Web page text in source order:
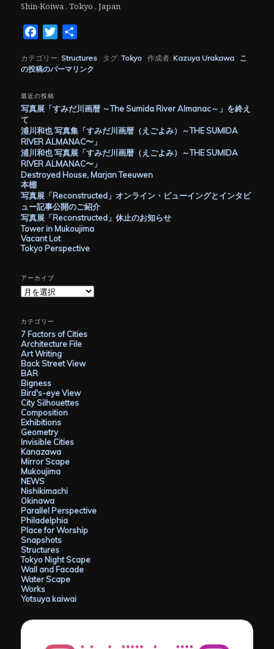
Shin-Koiwa , Tokyo , Japan
FacebookTwitter
カテゴリー: Structures タグ:Tokyo 作成者: Kazuya Urakawa
こ
の投稿のパーマリンク
最近の投稿
写真展「すみだ川画暦 ～The Sumida River Almanac～」を終え
て
浦川和也 写真集「すみだ川画暦（えごよみ）～THE SUMIDA
RIVER ALMANAC〜」
浦川和也 写真展「すみだ川画暦（えごよみ）～THE SUMIDA
RIVER ALMANAC〜」
Destroyed House, Marjan Teeuwen
本棚
写真展「Reconstructed」オンライン・ビューイングとインタビ
ュー記事公開のご紹介
写真展「Reconstructed」休止のお知らせ
Tower in Mukoujima
Vacant Lot
Tokyo Perspective
アーカイブ
ア
ー
イ
ブ
カテゴリー
7 Factors of Cities
Architecture File
Art Writing
Back Street View
BAR
Bigness
Bird's-eye View
City Silhouettes
Composition
Exhibitions
Geometry
Invisible Cities
Kanazawa
Mirror Scape
Mukoujima
NEWS
Nishikimachi
Okinawa
Parallel Perspective
Philadelphia
Place for Worship
Snapshots
Structures
Tokyo Night Scape
Wall and Facade
Water Scape
Works
Yotsuya kaiwai